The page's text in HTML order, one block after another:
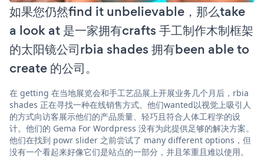
如果您仍然find it unbelievable，那么take
a look at 是一家拥有crafts 手工制作木制框架
的太阳镜公司rbia shades 拥有been able to
create 的公司。
在 getting 在当地展览会和手工艺品展上开展业务几个月后，rbia
shades 正在寻找一种在线销售方式。他们wanted以视觉上吸引人
的方式向访客展示他们的产品质量、轻巧且符合人体工程学的设
计。他们的 Gema For Wordpress 没有为此提供足够的解决方案。
他们在找到 powr slider 之前尝试了 many different options，但
没有一个看起来好像它们是站点的一部分，并且笨重且难以使用。